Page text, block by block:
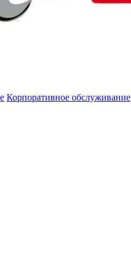
Корпоративное обслуживание